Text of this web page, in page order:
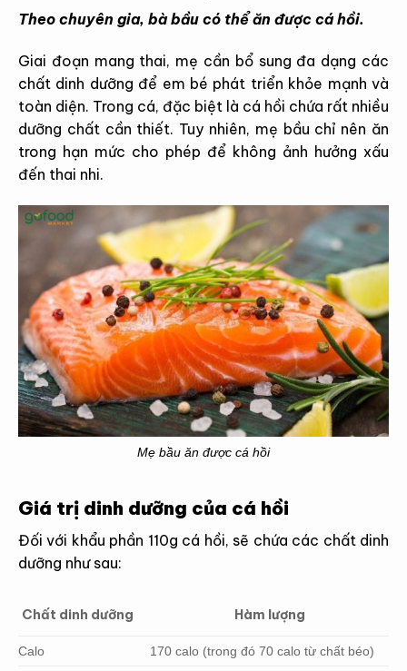
Theo chuyên gia, bà bầu có thể ăn được cá hồi.
Giai đoạn mang thai, mẹ cần bổ sung đa dạng các
chất dinh dưỡng để em bé phát triển khỏe mạnh và
toàn diện. Trong cá, đặc biệt là cá hồi chứa rất nhiều
dưỡng chất cần thiết. Tuy nhiên, mẹ bầu chỉ nên ăn
trong hạn mức cho phép để không ảnh hưởng xấu
đến thai nhi.
Mẹ bầu ăn được cá hồi
Giá trị dinh dưỡng của cá hồi
Đối với khẩu phần 110g cá hồi, sẽ chứa các chất dinh
dưỡng như sau:
Chất dinh dưỡng Hàm lượng
Calo 170 calo (trong đó 70 calo từ chất béo)